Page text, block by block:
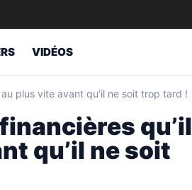
VIDÉOS
plus vite avant qu’il ne soit trop tard !
qu’il
qu’il ne soit